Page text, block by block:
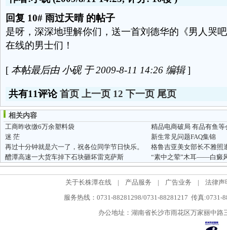
回复 10# 雨过天晴 的帖子
是呀，深深地理解你们，送一首刘德华的《男人哭
在线的男士们！
[ 本帖最后由 小砚 于 2009-8-11 14:26 编辑]
共有11评论首页 上一页 12 下一页 尾页
相关内容
工商昨收缴6万余塑料袋
精品电商破局 有品有鱼
迷 茫
新生常见问题FAQ集锦
再过十分钟就是六一了，祝各位同学节日快乐。
醴潭高速一大货车掉下石块砸坏雷克萨斯
“素中之荤”木耳——白癜
关于长株潭在线 | 产品服务 | 广告业务 |
法律声
服务热线：0731-88281298/0731-88281217 传真:0731-
办公地址：湖南省长沙市雨花区万家丽中